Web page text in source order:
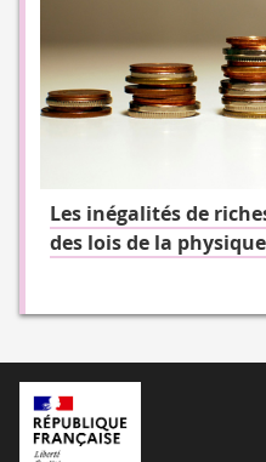
Les inégalités de
des lois de la